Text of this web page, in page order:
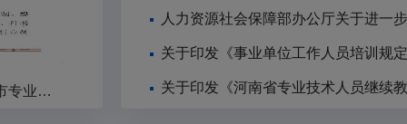
周口市人力资源和社会保障局关于做好2025年全市专业技···
人力资源社会保障部办公厅关于进一
关于印发《事业单位工作人员培训规
关于印发《河南省专业技术人员继续